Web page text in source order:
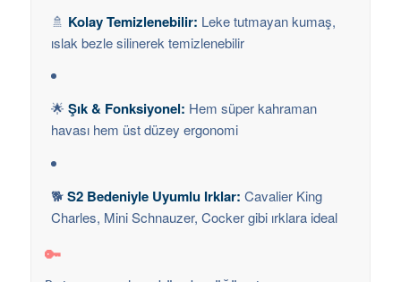
🚿 Kolay Temizlenebilir: Leke tutmayan kumaş,
ıslak bezle silinerek temizlenebilir
🌟 Şık & Fonksiyonel: Hem süper kahraman
havası hem üst düzey ergonomi
🐕S2 Bedeniyle Uyumlu Irklar: Cavalier King
Charles, Mini Schnauzer, Cocker gibi ırklara ideal
🔑